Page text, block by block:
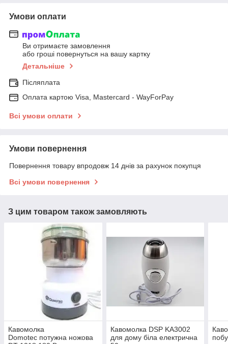
Умови оплати
Ви отримаєте замовлення
або гроші повернуться на вашу картку
Детальніше
Післяплата
Оплата картою Visa, Mastercard - WayForPay
Всі умови оплати
Умови повернення
Повернення товару впродовж 14 днів за рахунок покупця
Всі умови повернення
З цим товаром також замовляють
Кавомолка
Domotec потужна ножова
Кавомолка DSP KA3002
для дому біла електрична